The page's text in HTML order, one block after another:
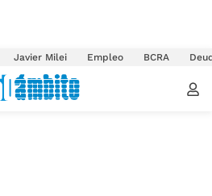
Javier Milei Empleo BCRA